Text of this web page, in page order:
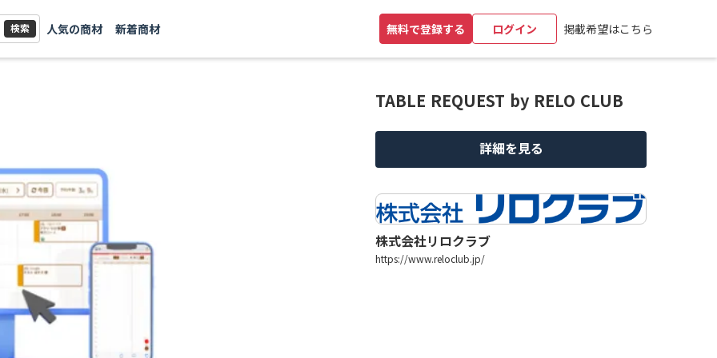
TABLE REQUEST by RELO CLUB
詳細を見る
株式会社リロクラブ
https://www.reloclub.jp/
検索 人気の商材 新着商材 無料で登録する ログイン 掲載希望はこちら